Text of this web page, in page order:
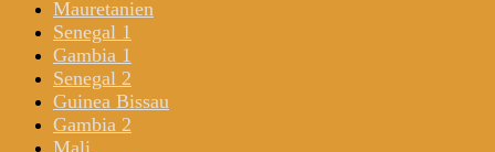
Mauretanien
Senegal 1
Gambia 1
Senegal 2
Guinea Bissau
Gambia 2